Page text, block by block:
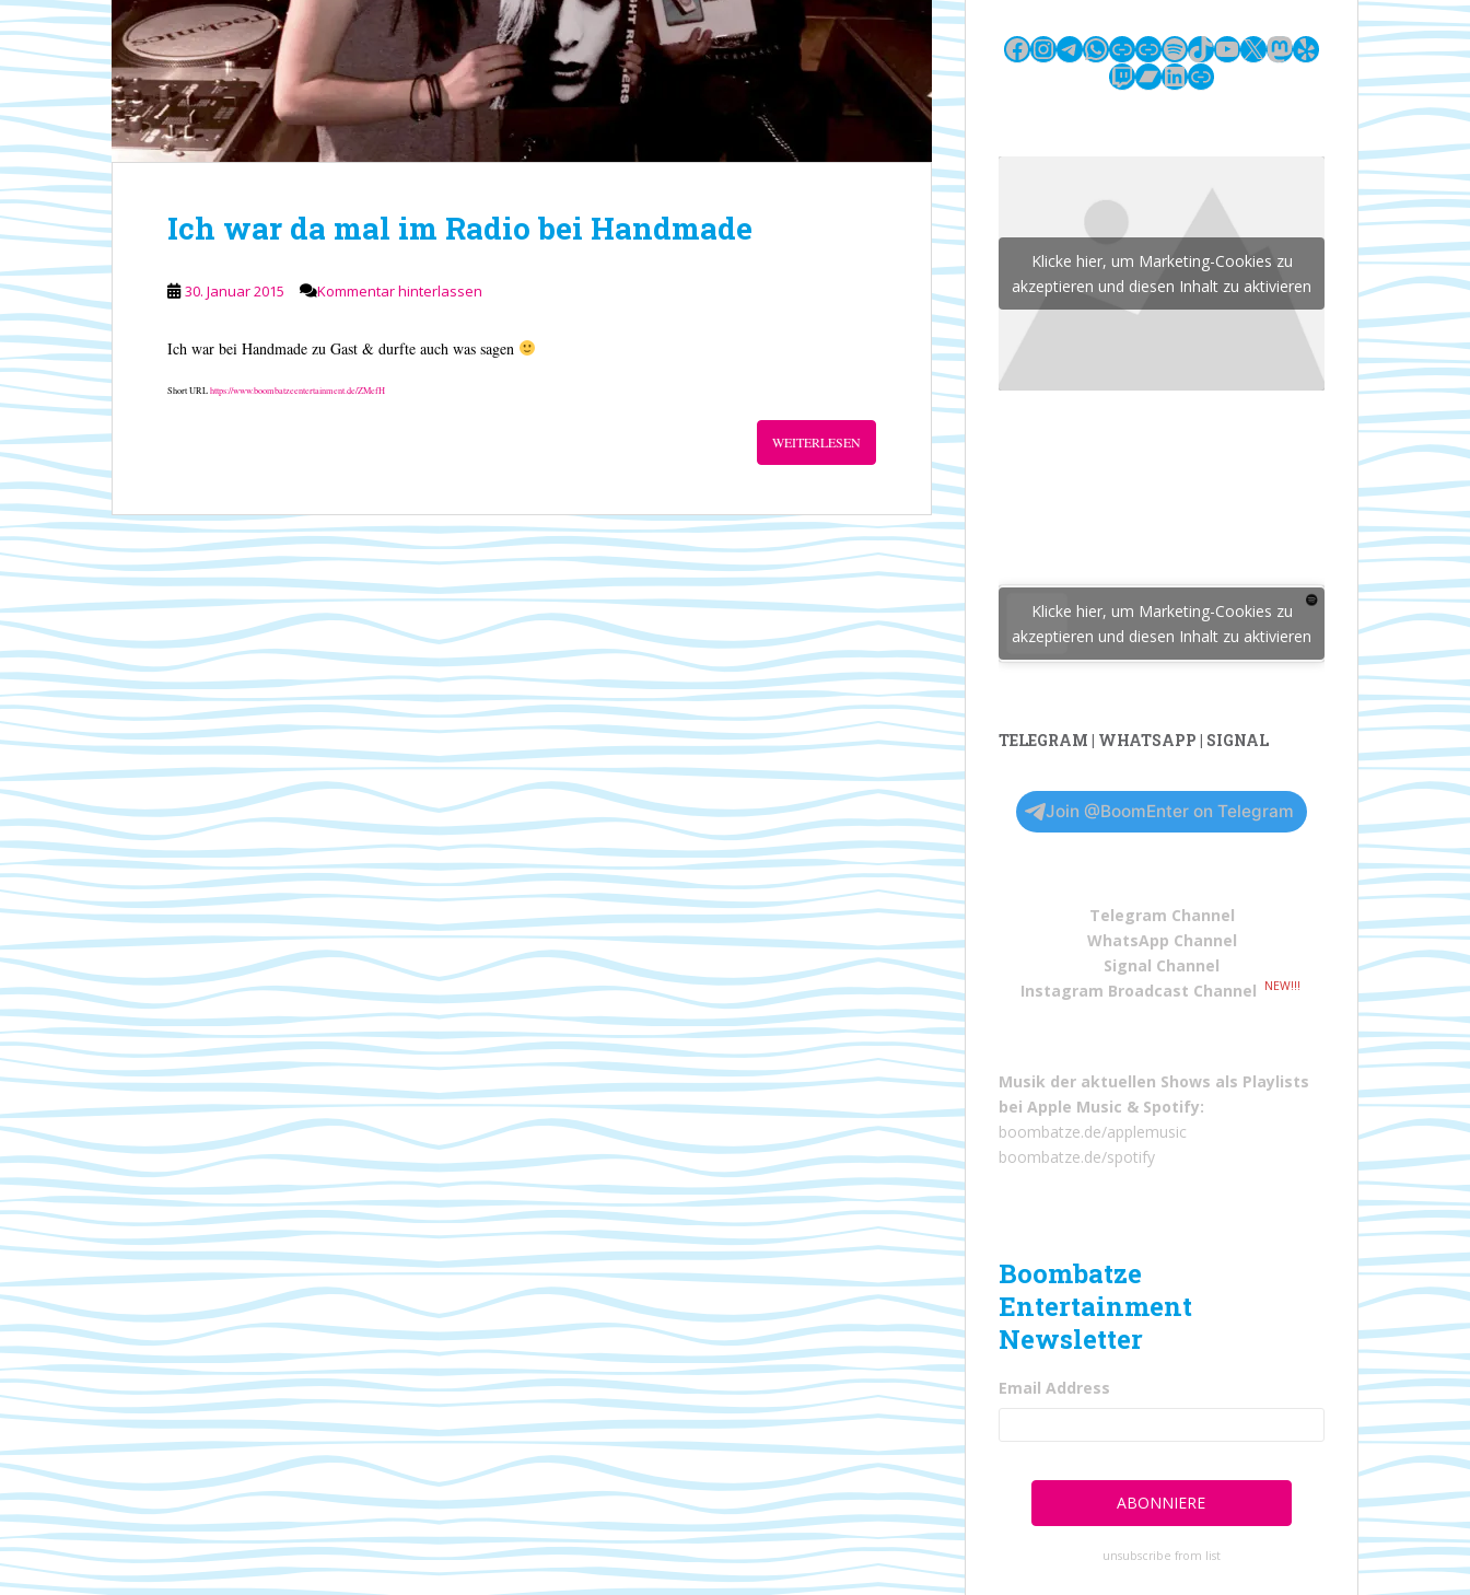
Ich war da mal im Radio bei Handmade
30. Januar 2015 Kommentar hinterlassen
Ich war bei Handmade zu Gast & durfte auch was sagen
Short URLhttps://www.boombatzeentertainment.de/ZMefH
WEITERLESEN
Facebook
Instagram
Telegram
WhatsApp
LinkLinkSpotify
TikTok
YouTube
X Mastodon
Yelp
Twitch
Bandcamp
LinkedIn
Link
Klicke hier, um Marketing-Cookies zu
akzeptieren und diesen Inhalt zu aktivieren
Klicke hier, um Marketing-Cookies zu
akzeptieren und diesen Inhalt zu aktivieren
TELEGRAM | WHATSAPP | SIGNAL
Join @BoomEnter on Telegram
Telegram Channel
WhatsApp Channel
Signal Channel
Instagram Broadcast Channel
NEW!!!
Musik der aktuellen Shows als Playlists
bei Apple Music & Spotify:
boombatze.de/applemusic
boombatze.de/spotify
Boombatze
Entertainment
Newsletter
Email Address
unsubscribe from list